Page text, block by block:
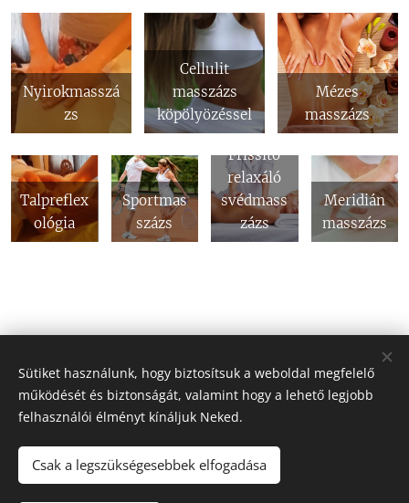
Nyirokmasszá
zs
Cellulit
masszázs
köpölyözéssel
Mézes
masszázs
Talpreflex
ológia
Sportmas
százs
Frissítő
relaxáló
svédmass
zázs
Meridián
masszázs
Sütiket használunk, hogy biztosítsuk a weboldal megfelelő
működését és biztonságát, valamint hogy a lehető legjobb
felhasználói élményt kínáljuk Neked.
Csak a legszükségesebbek elfogadása